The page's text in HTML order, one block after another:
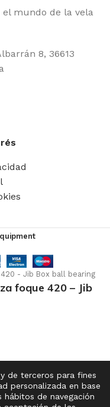
el mundo de la vela
8, 36613
foque 420 – Jib
de terceros para fines
personalizada en base
de navegación